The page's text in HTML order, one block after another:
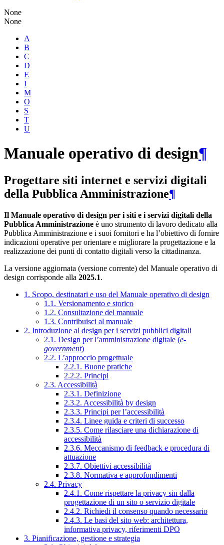
None
None
A
B
C
D
E
I
M
O
S
T
U
Manuale operativo di design¶
Progettare siti internet e servizi digitali
della Pubblica Amministrazione¶
Il Manuale operativo di design per i siti e i servizi digitali della
Pubblica Amministrazione è uno strumento di lavoro dedicato alla
Pubblica Amministrazione e i suoi fornitori e ha l’obiettivo di fornire
indicazioni operative per orientare e migliorare la progettazione e la
realizzazione dei punti di contatto digitali verso la cittadinanza.
La versione aggiornata (versione corrente) del Manuale operativo di
design corrisponde alla 2025.1.
1. Scopo, destinatari e uso del Manuale operativo di design
1.1. Versionamento e storico
1.2. Consultazione del manuale
1.3. Contribuisci al manuale
2. Introduzione al design per i servizi pubblici digitali
2.1. Design per l’amministrazione digitale (e-
government)
2.2. L’approccio progettuale
2.2.1. Buone pratiche
2.2.2. Principi
2.3. Accessibilità
2.3.1. Definizione
2.3.2. Accessibilità by design
2.3.3. Principi per l’accessibilità
2.3.4. Linee guida e criteri di successo
2.3.5. Come rilasciare una dichiarazione di
accessibilità
2.3.6. Meccanismo di feedback e procedura di
attuazione
2.3.7. Obiettivi accessibilità
2.3.8. Normativa e approfondimenti
2.4. Privacy
2.4.1. Come rispettare la privacy sin dalla
progettazione di un sito o servizio digitale
2.4.2. Richiedi il consenso quando necessario
2.4.3. Le basi del sito web: architettura,
informativa privacy, riferimenti DPO
3. Pianificazione, gestione e strategia